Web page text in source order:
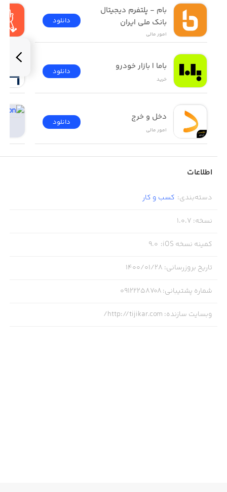
بانک ملی ایران
امور ‌مالی
دانلود
باما | بازار خودرو
خرید
دانلود
دخل و خرج
امور ‌مالی
دانلود
اطلاعات
دسته‌بندی: کسب‌ و ‌کار
نسخه:
1.0.7
کمینه نسخه iOS :
9.0
تاریخ بروزرسانی: ۱۴۰۰/۰۱/۲۸
شماره پشتیبانی:
09122258708
وبسایت سازنده:
http://tijikar.com/